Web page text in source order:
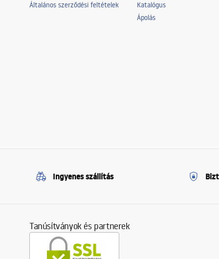
Általános szerződési feltételek
Katalógus
Ápolás
Ingyenes szállítás
Tanúsítványok és partnerek